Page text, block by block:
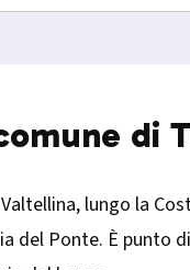
di
lungo la
del Ponte. È punto